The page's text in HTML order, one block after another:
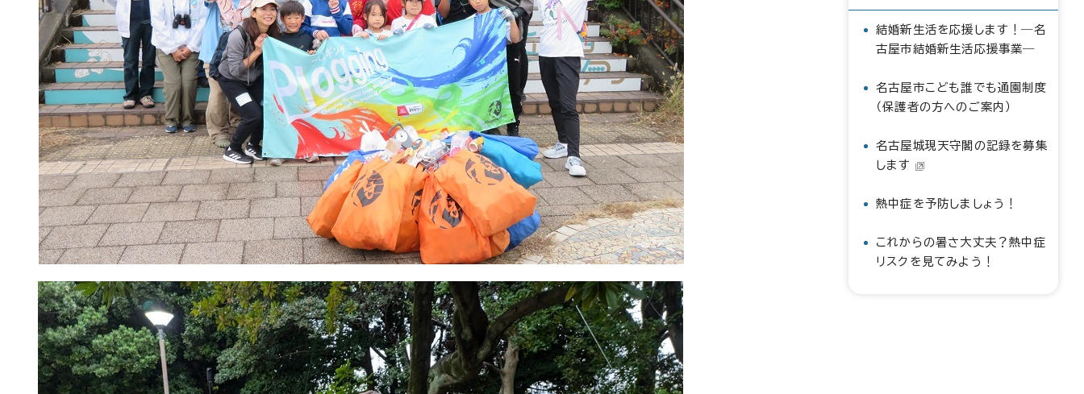
結婚新生活を応援します！―名
古屋市結婚新生活応援事業―
名古屋市こども誰でも通園制度
（保護者の方へのご案内）
名古屋城現天守閣の記録を募集
します
熱中症を予防しましょう！
これからの暑さ大丈夫？熱中症
リスクを見てみよう！